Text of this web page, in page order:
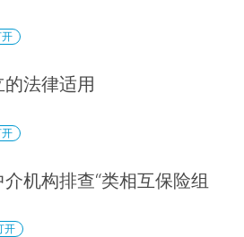
法律适用
机构排查“类相互保险组
开